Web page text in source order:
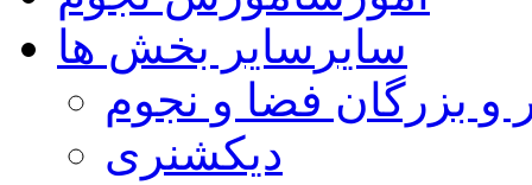
سایر سایر بخش ها
و بزرگان فضا و نجوم
دیکشنری